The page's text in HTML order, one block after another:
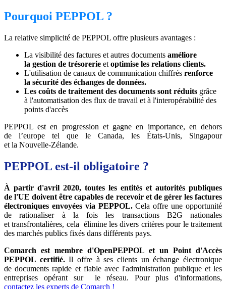
Pourquoi PEPPOL ?
La relative simplicité de PEPPOL offre plusieurs avantages :
La visibilité des factures et autres documents améliore
la gestion de trésorerie et optimise les relations clients.
L'utilisation de canaux de communication chiffrés renforce
la sécurité des échanges de données.
Les coûts de traitement des documents sont réduits grâce
à l'automatisation des flux de travail et à l'interopérabilité des
points d'accès
PEPPOL est en progression et gagne en importance, en dehors
de l’europe tel que le Canada, les États-Unis, Singapour
et la Nouvelle-Zélande.
PEPPOL est-il obligatoire ?
À partir d'avril 2020, toutes les entités et autorités publiques
de l'UE doivent être capables de recevoir et de gérer les factures
électroniques envoyées via PEPPOL.Cela offre une opportunité
de rationaliser à la fois les transactions B2G nationales
et transfrontalières, cela élimine les divers critères pour le traitement
des marchés publics fixés dans différents pays.
Comarch est membre d'OpenPEPPOL et un Point d'Accès
PEPPOL certifié.Il offre à ses clients un échange électronique
de documents rapide et fiable avec l'administration publique et les
entreprises opérant sur le réseau. Pour plus d'informations,
contactez les experts de Comarch !